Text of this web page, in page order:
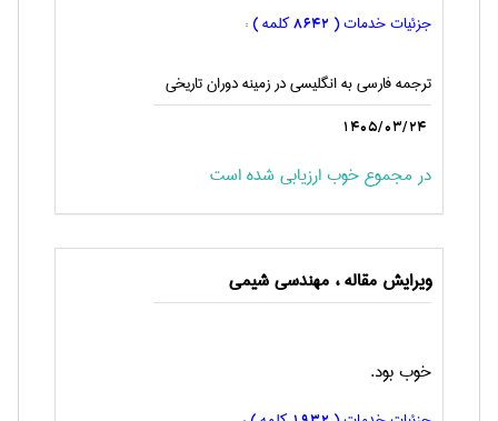
جزئیات خدمات ( 8642کلمه ) :
ترجمه فارسی به انگليسی در زمینه دوران تاریخی
1405/03/24
در مجموع خوب ارزیابی شده است
ویرایش مقاله ، مهندسي شيمی
خوب بود.